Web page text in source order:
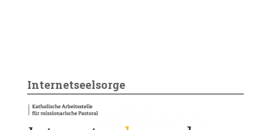
Internetseelsorge